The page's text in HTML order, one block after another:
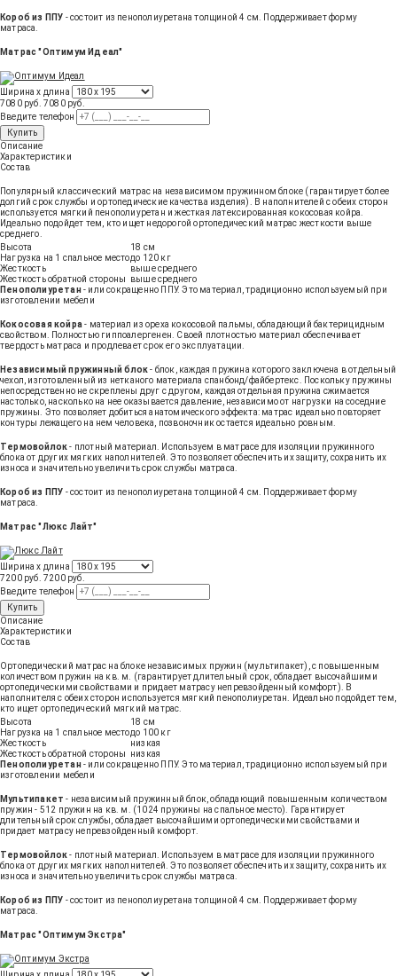
Короб из ППУ - состоит из пенополиуретана толщиной 4 см. Поддерживает форму
матраса.
Матрас "Оптимум Идеал"
Ширина х длина
7080 руб. 7080 руб.
Введите телефон
Купить
Описание
Характеристики
Состав
Популярный классический матрас на независимом пружинном блоке (гарантирует более
долгий срок службы и ортопедические качества изделия). В наполнителей с обеих сторон
используется мягкий пенополиуретан и жесткая латексированная кокосовая койра.
Идеально подойдет тем, кто ищет недорогой ортопедический матрас жесткости выше
среднего.
Высота
18 см
Нагрузка на 1 спальное местодо 120 кг
Жесткость
выше среднего
Жесткость обратной стороны
выше среднего
Пенополиуретан - или сокращенно ППУ. Это материал, традиционно используемый при
изготовлении мебели
Кокосовая койра- материал из ореха кокосовой пальмы, обладающий бактерицидным
свойством. Полностью гиппоалергенен. Своей плотностью материал обеспечивает
твердость матраса и продлевает срок его эксплуатации.
Независимый пружинный блок- блок, каждая пружина которого заключена в отдельный
чехол, изготовленный из нетканого материала спанбонд/файбертекс. Поскольку пружины
непосредственно не скреплены друг с другом, каждая отдельная пружина сжимается
настолько, насколько на нее оказывается давление, независимо от нагрузки на соседние
пружины. Это позволяет добиться анатомического эффекта: матрас идеально повторяет
контуры лежащего на нем человека, позвоночник остается идеально ровным.
Термовойлок- плотный материал. Используем в матрасе для изоляции пружинного
блока от других мягких наполнителей. Это позволяет обеспечить их защиту, сохранить их
износа и значительно увеличить срок службы матраса.
Короб из ППУ - состоит из пенополиуретана толщиной 4 см. Поддерживает форму
матраса.
Матрас "Люкс Лайт"
Ширина х длина
7200 руб. 7200 руб.
Введите телефон
Купить
Описание
Характеристики
Состав
Ортопедический матрас на блоке независимых пружин (мультипакет), с повышенным
количеством пружин на кв. м. (гарантирует длительный срок, обладает высочайшими
ортопедическими свойствами и придает матрасу непревзойденный комфорт). В
наполнителя с обеих сторон используется мягкий пенополиуретан. Идеально подойдет тем,
кто ищет ортопедический мягкий матрас.
Высота
18 см
Нагрузка на 1 спальное местодо 100 кг
Жесткость
низкая
Жесткость обратной стороны
низкая
Пенополиуретан - или сокращенно ППУ. Это материал, традиционно используемый при
изготовлении мебели
Мультипакет - независимый пружинный блок, обладающий повышенным количеством
пружин - 512 пружин на кв. м. (1024 пружины на спальное место). Гарантирует
длительный срок службы, обладает высочайшими ортопедическими свойствами и
придает матрасу непревзойденный комфорт.
Термовойлок- плотный материал. Используем в матрасе для изоляции пружинного
блока от других мягких наполнителей. Это позволяет обеспечить их защиту, сохранить их
износа и значительно увеличить срок службы матраса.
Короб из ППУ - состоит из пенополиуретана толщиной 4 см. Поддерживает форму
матраса.
Матрас "Оптимум Экстра"